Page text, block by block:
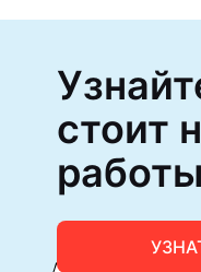
стоит
работы